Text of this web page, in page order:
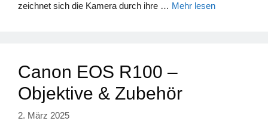
zeichnet sich die Kamera durch ihre … Mehr lesen
Canon EOS R100 –
Objektive & Zubehör
2. März 2025